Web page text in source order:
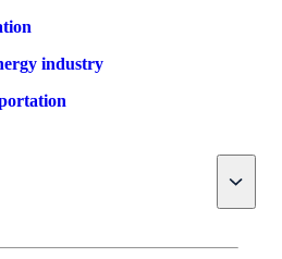
industry
Toggle